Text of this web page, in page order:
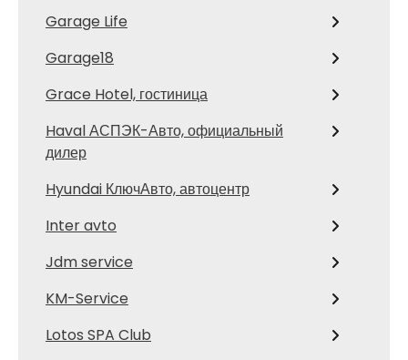
Garage Life
Garage18
Grace Hotel, гостиница
Haval АСПЭК-Авто, официальный
дилер
Hyundai КлючАвто, автоцентр
Inter avto
Jdm service
KM-Service
Lotos SPA Club